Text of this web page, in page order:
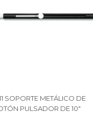
SOPORTE METÁLICO DE
PULSADOR DE 10"